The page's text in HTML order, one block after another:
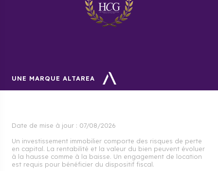
UNE MARQUE ALTAREA
Date de mise à jour : 07/08/2026
Un investissement immobilier comporte des risques de perte
en capital. La rentabilité et la valeur du bien peuvent évoluer
à la hausse comme à la baisse. Un engagement de location
est requis pour bénéficier du dispositif fiscal.